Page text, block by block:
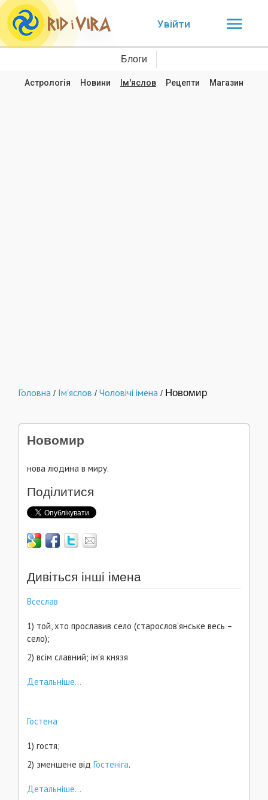
Увійти
Блоги
Астрологія Новини Ім'яслов Рецепти Магазин
Головна / Ім'яслов / Чоловічі імена / Новомир
Новомир
нова людина в миру.
Поділитися
Дивіться інші імена
Всеслав
1) той, хто прославив село (старослов'янське весь –
село);
2) всім славний; ім'я князя
Детальніше...
Гостена
1) гостя;
2) зменшене від Гостеніга.
Детальніше...